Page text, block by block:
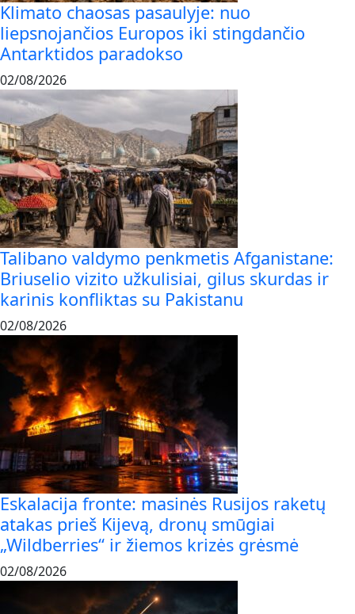
Klimato chaosas pasaulyje: nuo
liepsnojančios Europos iki stingdančio
Antarktidos paradokso
02/08/2026
Talibano valdymo penkmetis Afganistane:
Briuselio vizito užkulisiai, gilus skurdas ir
karinis konfliktas su Pakistanu
02/08/2026
Eskalacija fronte: masinės Rusijos raketų
atakas prieš Kijevą, dronų smūgiai
„Wildberries“ ir žiemos krizės grėsmė
02/08/2026